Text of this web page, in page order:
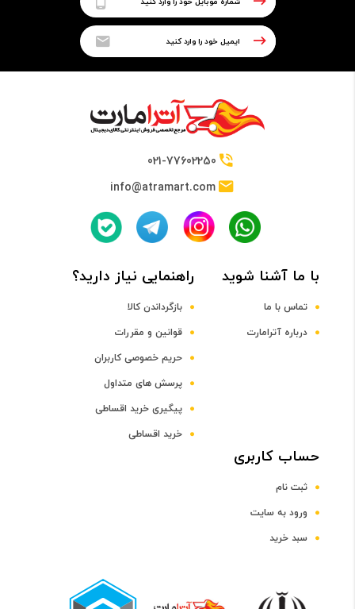
Qualcomm SM8650-AB Snapdragon 8 Gen 3 (4 nm)
A720 & 2x3.0 GHz Cortex-A720 & 2x2.3 GHz Cortex-
فرکانس پردازنده مرکزی
Adreno 750
021-77602250
info@atramart.com
با ما آشنا شوید
تماس با ما
درباره آترامارت
راهنمایی نیاز دارید؟
بازگرداندن کالا
قوانین و مقررات
حریم خصوصی کاربران
پرسش های متداول
پیگیری خرید اقساطی
خرید اقساطی
حساب کاربری
ثبت نام
ورود به سایت
سبد خرید